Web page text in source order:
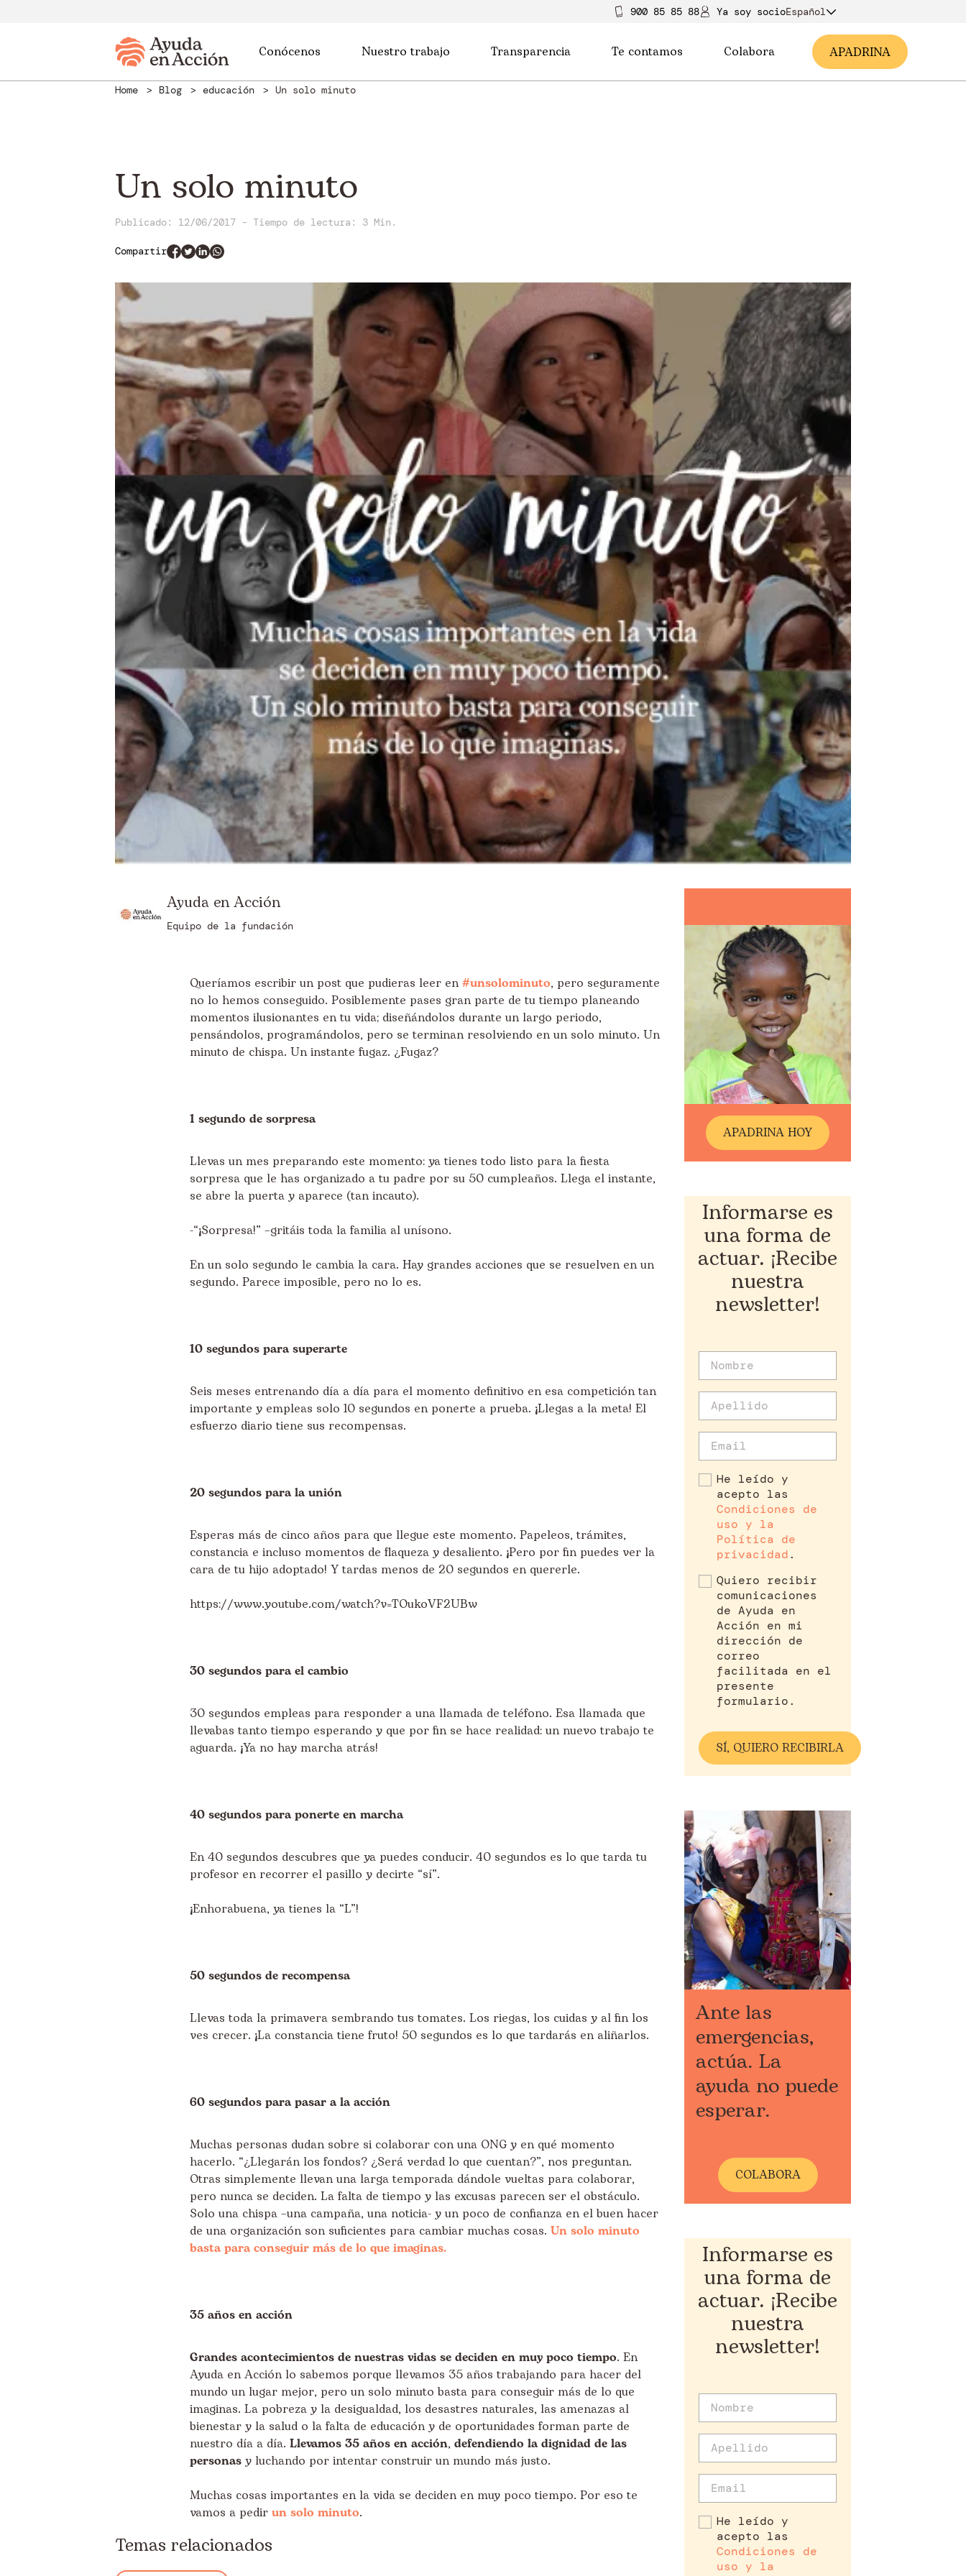
900 85 85 88 Ya soy socioEspañol
Conócenos Nuestro trabajo Transparencia Te contamos Colabora APADRINA
Home Blog educación Un solo minuto
Un solo minuto
Publicado: 12/06/2017 - Tiempo de lectura: 3 Min.
Compartir
Ayuda en Acción
Equipo de la fundación
Queríamos escribir un post que pudieras leer en#unsolominuto, pero seguramente
no lo hemos conseguido. Posiblemente pases gran parte de tu tiempo planeando
momentos ilusionantes en tu vida; diseñándolos durante un largo periodo,
pensándolos, programándolos, pero se terminan resolviendo en un solo minuto. Un
minuto de chispa. Un instante fugaz. ¿Fugaz?
1 segundo de sorpresa
Llevas un mes preparando este momento: ya tienes todo listo para la fiesta
sorpresa que le has organizado a tu padre por su 50 cumpleaños. Llega el instante,
se abre la puerta y aparece (tan incauto).
-“¡Sorpresa!” –gritáis toda la familia al unísono.
En un solo segundo le cambia la cara. Hay grandes acciones que se resuelven en un
segundo. Parece imposible, pero no lo es.
10 segundos para superarte
Seis meses entrenando día a día para el momento definitivo en esa competición tan
importante y empleas solo 10 segundos en ponerte a prueba. ¡Llegas a la meta! El
esfuerzo diario tiene sus recompensas.
20 segundos para la unión
Esperas más de cinco años para que llegue este momento. Papeleos, trámites,
constancia e incluso momentos de flaqueza y desaliento. ¡Pero por fin puedes ver la
cara de tu hijo adoptado! Y tardas menos de 20 segundos en quererle.
https://www.youtube.com/watch?v=TOukoVF2UBw
30 segundos para el cambio
30 segundos empleas para responder a una llamada de teléfono. Esa llamada que
llevabas tanto tiempo esperando y que por fin se hace realidad: un nuevo trabajo te
aguarda. ¡Ya no hay marcha atrás!
40 segundos para ponerte en marcha
En 40 segundos descubres que ya puedes conducir. 40 segundos es lo que tarda tu
profesor en recorrer el pasillo y decirte “sí”.
¡Enhorabuena, ya tienes la “L”!
50 segundos de recompensa
Llevas toda la primavera sembrando tus tomates. Los riegas, los cuidas y al fin los
ves crecer. ¡La constancia tiene fruto! 50 segundos es lo que tardarás en aliñarlos.
60 segundos para pasar a la acción
Muchas personas dudan sobre si colaborar con una ONG y en qué momento
hacerlo. “¿Llegarán los fondos? ¿Será verdad lo que cuentan?”, nos preguntan.
Otras simplemente llevan una larga temporada dándole vueltas para colaborar,
pero nunca se deciden. La falta de tiempo y las excusas parecen ser el obstáculo.
Solo una chispa –una campaña, una noticia- y un poco de confianza en el buen hacer
de una organización son suficientes para cambiar muchas cosas. Un solo minuto
basta para conseguir más de lo que imaginas.
35 años en acción
Grandes acontecimientos de nuestras vidas se deciden en muy poco tiempo. En
Ayuda en Acción lo sabemos porque llevamos 35 años trabajando para hacer del
mundo un lugar mejor, pero un solo minuto basta para conseguir más de lo que
imaginas. La pobreza y la desigualdad, los desastres naturales, las amenazas al
bienestar y la salud o la falta de educación y de oportunidades forman parte de
nuestro día a día. Llevamos 35 años en acción, defendiendo la dignidad de las
personas y luchando por intentar construir un mundo más justo.
Muchas cosas importantes en la vida se deciden en muy poco tiempo. Por eso te
vamos a pedir un solo minuto.
Temas relacionados
APADRINA HOY
Informarse es
una forma de
actuar. ¡Recibe
nuestra
newsletter!
He leído y
acepto las
Condiciones de
uso y la
Política de
privacidad.
Quiero recibir
comunicaciones
de Ayuda en
Acción en mi
dirección de
correo
facilitada en el
presente
formulario.
Ante las
emergencias,
actúa. La
ayuda no puede
esperar.
COLABORA
Informarse es
una forma de
actuar. ¡Recibe
nuestra
newsletter!
He leído y
acepto las
Condiciones de
uso y la